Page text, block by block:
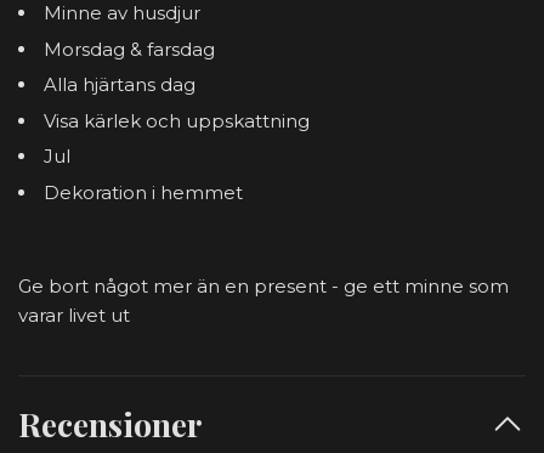
Minne av husdjur
Morsdag & farsdag
Alla hjärtans dag
Visa kärlek och uppskattning
Jul
Dekoration i hemmet
Ge bort något mer än en present - ge ett minne som
varar livet ut
Recensioner